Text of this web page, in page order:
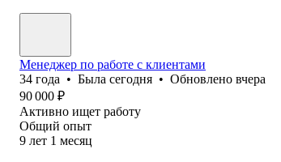
Менеджер по работе с клиентами
34 года • Была сегодня • Обновлено вчера
90 000 ₽
Активно ищет работу
Общий опыт
9 лет 1 месяц